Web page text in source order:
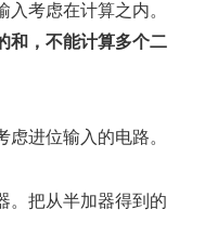
考虑在计算之内。
和，不能计算多个二
虑进位输入的电路。
。把从半加器得到的